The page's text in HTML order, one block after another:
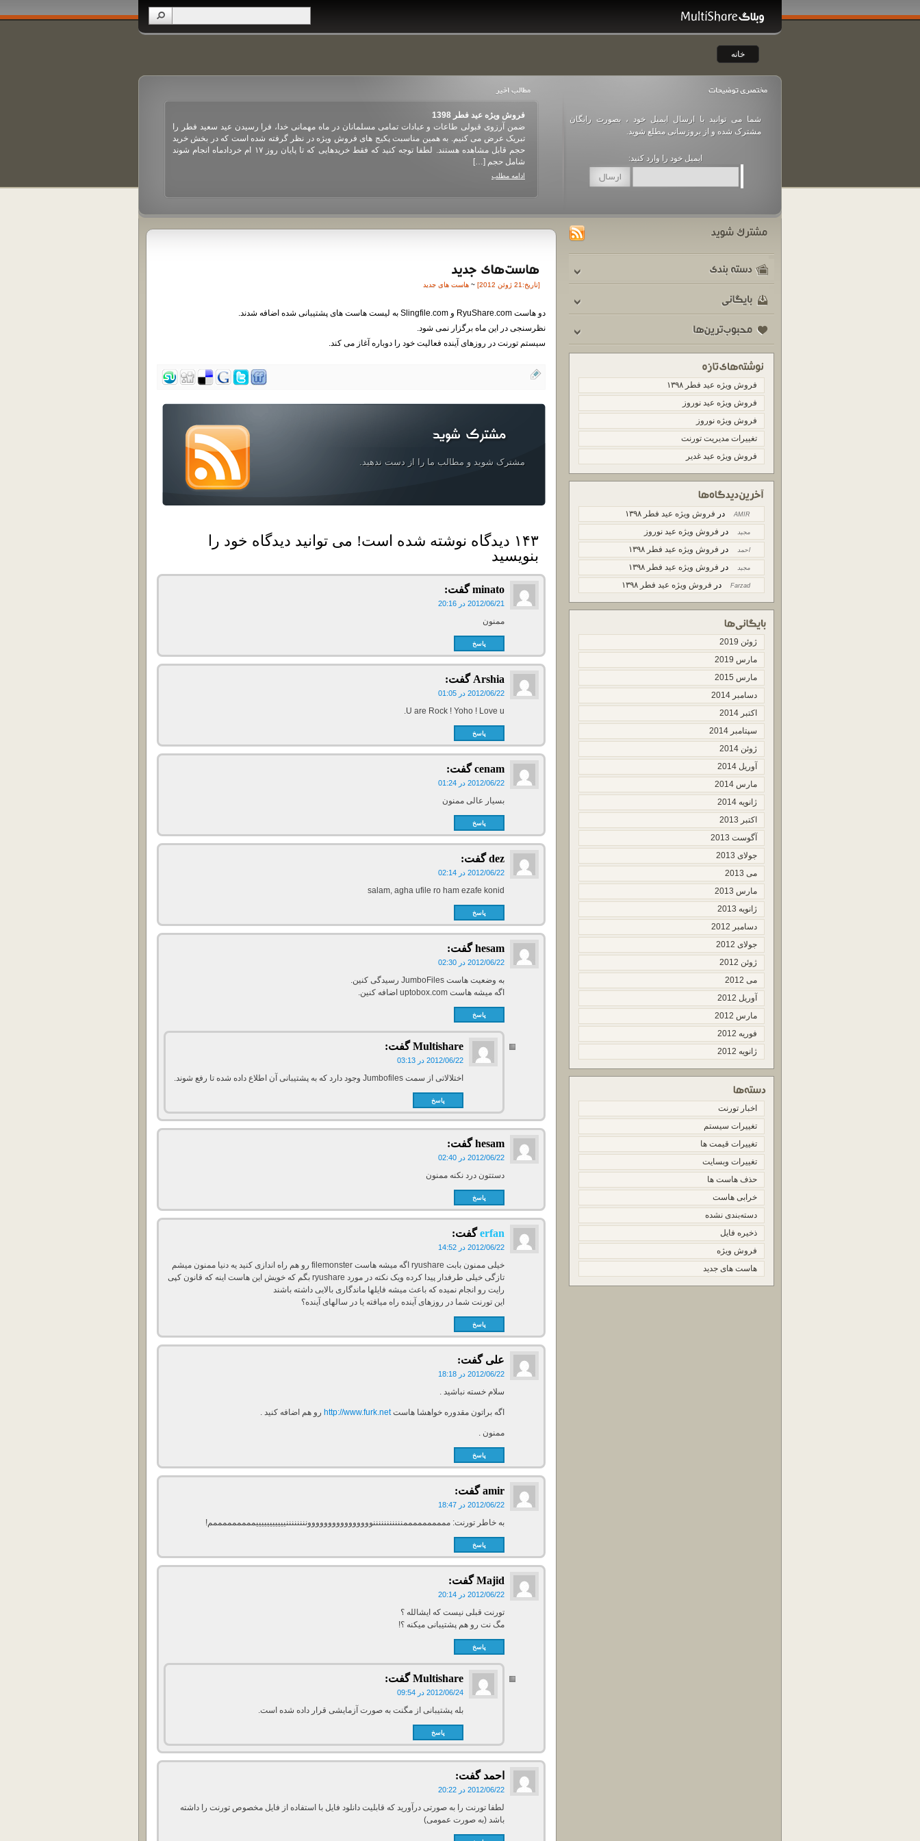
خانه
شما می توانید با ارسال ایمیل خود ، بصورت رایگان
مشترک شده و از بروزسانی مطلع شوید.
ایمیل خود را وارد کنید:
فروش ویژه عید فطر 1398
ضمن آرزوی قبولی طاعات و عبادات تمامی مسلمانان در ماه مهمانی خدا، فرا رسیدن عید سعید فطر را
تبریک عرض می کنیم. به همین مناسبت پکیج های فروش ویژه در نظر گرفته شده است که در بخش خرید
حجم قابل مشاهده هستند. لطفا توجه کنید که فقط خریدهایی که تا پایان روز ۱۷ ام خردادماه انجام شوند
شامل حجم […]
ادامه مطلب
فرا رسیدن سال نو را به شما همراهان همیشگی تبریک عرض می کنیم و سالی خوب و خوش توام با
موفقیت برای شما آرزومندیم. امیدواریم بتوانیم تا با تلاش هر چه بیشتر گوشه ای از اعتماد شما عزیزان را
فروش ویژه عید فطر ۱۳۹۸
فروش ویژه عید نوروز
فروش ویژه نوروز
تغییرات مدیریت تورنت
فروش ویژه عید غدیر
AMIR در فروش ویژه عید فطر ۱۳۹۸
مجید در فروش ویژه عید نوروز
احمد در فروش ویژه عید فطر ۱۳۹۸
مجید در فروش ویژه عید فطر ۱۳۹۸
Farzad در فروش ویژه عید فطر ۱۳۹۸
ژوئن 2019
مارس 2019
مارس 2015
دسامبر 2014
اکتبر 2014
سپتامبر 2014
ژوئن 2014
آوریل 2014
مارس 2014
ژانویه 2014
اکتبر 2013
آگوست 2013
جولای 2013
می 2013
مارس 2013
ژانویه 2013
دسامبر 2012
جولای 2012
ژوئن 2012
می 2012
آوریل 2012
مارس 2012
فوریه 2012
ژانویه 2012
اخبار تورنت
تغییرات سیستم
تغییرات قیمت ها
تغییرات وبسایت
حذف هاست ها
خرابی هاست
دسته‌بندی نشده
ذخیره فایل
فروش ویژه
هاست های جدید
[تاريخ:21 ژوئن 2012] ~ هاست های جدید
دو هاست RyuShare.com و Slingfile.com به لیست هاست های پشتیبانی شده اضافه شدند.
نظرسنجی در این ماه برگزار نمی شود.
سیستم تورنت در روزهای آینده فعالیت خود را دوباره آغاز می کند.
مشترک شوید و مطالب ما را از دست ندهید.
۱۴۳ دیدگاه نوشته شده است! می توانید دیدگاه خود را
بنویسید
minato گفت:
2012/06/21 در 20:16
ممنون
پاسخ
Arshia گفت:
2012/06/22 در 01:05
U are Rock ! Yoho ! Love u.
پاسخ
cenam گفت:
2012/06/22 در 01:24
بسیار عالی ممنون
پاسخ
dez گفت:
2012/06/22 در 02:14
salam, agha ufile ro ham ezafe konid
پاسخ
hesam گفت:
2012/06/22 در 02:30
به وضعیت هاست JumboFiles رسیدگی کنین.
اگه میشه هاست uptobox.com اضافه کنین.
پاسخ
Multishare گفت:
2012/06/22 در 03:13
اختلالاتی از سمت Jumbofiles وجود دارد که به پشتیبانی آن اطلاع داده شده تا رفع شوند.
پاسخ
hesam گفت:
2012/06/22 در 02:40
دستتون درد نکنه ممنون
پاسخ
erfan گفت:
2012/06/22 در 14:52
خیلی ممنون بابت ryushare اگه میشه هاست filemonster رو هم راه اندازی کنید یه دنیا ممنون میشم
تازگی خیلی طرفدار پیدا کرده ویک نکته در مورد ryushare بگم که خویش این هاست اینه که قانون کپی
رایت رو انجام نمیده که باعث میشه فایلها ماندگاری بالایی داشته باشند
این تورنت شما در روزهای آینده راه میافته یا در سالهای آینده؟
پاسخ
علی گفت:
2012/06/22 در 18:18
سلام خسته نباشید .
اگه براتون مقدوره خواهشا هاستhttp://www.furk.net رو هم اضافه کنید .
ممنون .
پاسخ
amir گفت:
2012/06/22 در 18:47
به خاطر تورنت: ممممممممممنننننننننننووووووووووووووووننننننننیییییییییییمممممممممم!
پاسخ
Majid گفت:
2012/06/22 در 20:14
تورنت قبلی نیست که ایشالله ؟
مگ نت رو هم پشتیبانی میکنه ؟!
پاسخ
Multishare گفت:
2012/06/24 در 09:54
بله پشتیبانی از مگنت به صورت آزمایشی قرار داده شده است.
پاسخ
احمد گفت:
2012/06/22 در 20:22
لطفا تورنت را به صورتی درآورید که قابلیت دانلود فایل با استفاده از فایل مخصوص تورنت را داشته
باشد (به صورت عمومی)